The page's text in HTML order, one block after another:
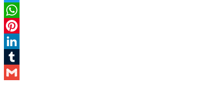
Twitter
WhatsApp
Pinterest
LinkedIn
Tumblr